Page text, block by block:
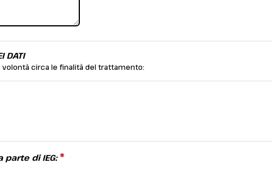
DATI
volontà circa le finalità del trattamento:
parte di IEG: *